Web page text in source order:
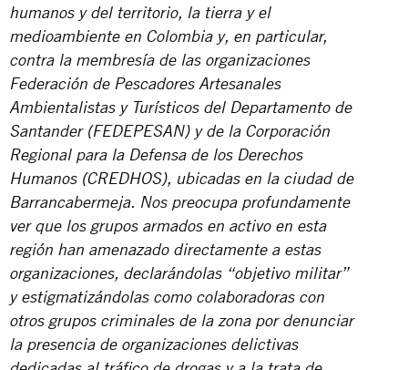
humanos y del territorio, la tierra y el
medioambiente en Colombia y, en particular,
contra la membresía de las organizaciones
Federación de Pescadores Artesanales
Ambientalistas y Turísticos del Departamento de
Santander (FEDEPESAN) y de la Corporación
Regional para la Defensa de los Derechos
Humanos (CREDHOS), ubicadas en la ciudad de
Barrancabermeja. Nos preocupa profundamente
ver que los grupos armados en activo en esta
región han amenazado directamente a estas
organizaciones, declarándolas “objetivo militar”
y estigmatizándolas como colaboradoras con
otros grupos criminales de la zona por denunciar
la presencia de organizaciones delictivas